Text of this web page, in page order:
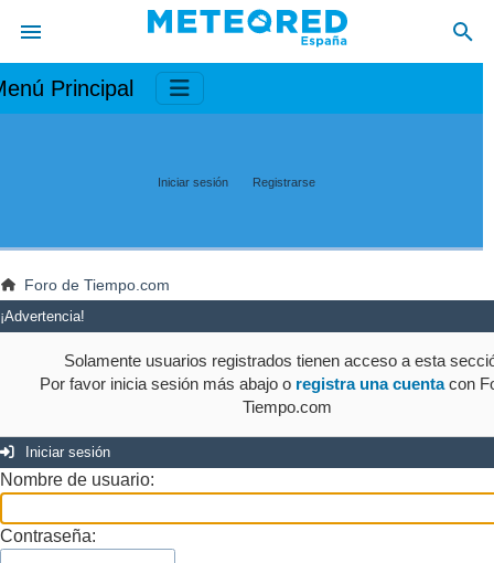
Principal
Iniciar sesión Registrarse
Foro de Tiempo.com
¡Advertencia!
Solamente usuarios registrados tienen acceso a esta
Por favor inicia sesión más abajo o registra una cuentacon
Tiempo.com
Iniciar sesión
Nombre de usuario:
Contraseña: